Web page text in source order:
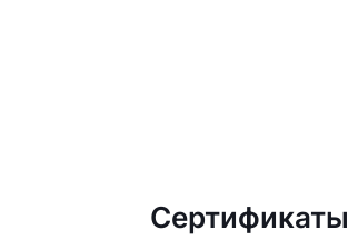
Сертификаты